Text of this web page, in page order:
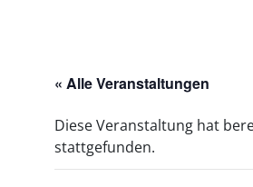
« Alle Veranstaltungen
Diese Veranstaltung hat
stattgefunden.